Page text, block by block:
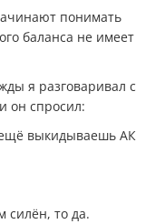
понимать
баланса не имеет
я разговаривал с
он спросил:
ещё выкидываешь АК
силён, то да.